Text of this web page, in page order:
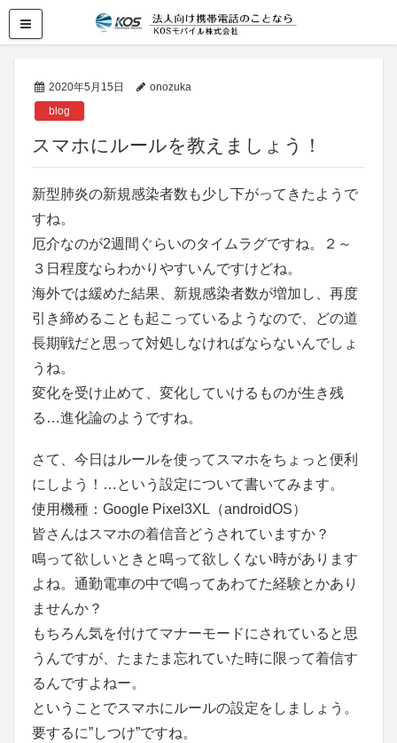
2020年5月15日
onozuka
blog
スマホにルールを教えましょう！
新型肺炎の新規感染者数も少し下がってきたようで
すね。
厄介なのが2週間ぐらいのタイムラグですね。２～
３日程度ならわかりやすいんですけどね。
海外では緩めた結果、新規感染者数が増加し、再度
引き締めることも起こっているようなので、どの道
長期戦だと思って対処しなければならないんでしょ
うね。
変化を受け止めて、変化していけるものが生き残
る…進化論のようですね。
さて、今日はルールを使ってスマホをちょっと便利
にしよう！…という設定について書いてみます。
使用機種：Google Pixel3XL（androidOS）
皆さんはスマホの着信音どうされていますか？
鳴って欲しいときと鳴って欲しくない時があります
よね。通勤電車の中で鳴ってあわてた経験とかあり
ませんか？
もちろん気を付けてマナーモードにされていると思
うんですが、たまたま忘れていた時に限って着信す
るんですよねー。
ということでスマホにルールの設定をしましょう。
要するに”しつけ”ですね。